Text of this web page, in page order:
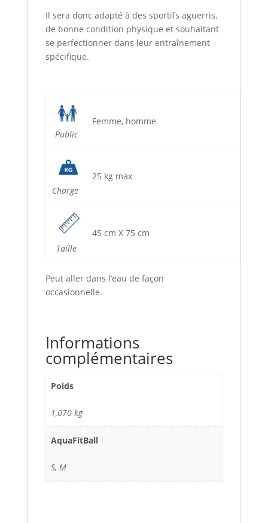
Il sera donc adapté à des sportifs aguerris,
de bonne condition physique et souhaitant
se perfectionner dans leur entraînement
spécifique.
Public
Femme, homme
Charge
25 kg max
Taille
45 cm X 75 cm
Peut aller dans l’eau de façon
occasionnelle.
Informations
complémentaires
Poids
1,070 kg
AquaFitBall
S, M